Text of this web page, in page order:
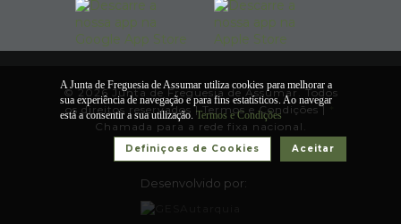
© 2026 Junta de Freguesia de Assumar. Todos
os direitos reservados |Termos e Condições|
Chamada para a rede fixa nacional.
Desenvolvido por:
A Junta de Freguesia de Assumar utiliza cookies para melhorar a
sua experiência de navegação e para fins estatísticos. Ao navegar
está a consentir a sua utilização. Termos e Condições
Aceitar
Definiçoes de Cookies